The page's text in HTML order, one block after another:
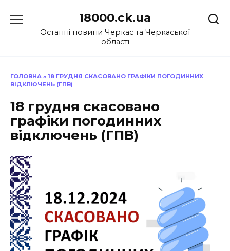
до
18000.ck.ua
Останні новини Черкас та Черкаської
області
ГОЛОВНА » 18 ГРУДНЯ СКАСОВАНО ГРАФІКИ ПОГОДИННИХ
ВІДКЛЮЧЕНЬ (ГПВ)
18 грудня скасовано
графіки погодинних
відключень (ГПВ)